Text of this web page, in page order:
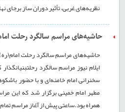
نظریه‌های غربی، تأثیر دوران ساز برجای
حاشیه‌های مراسم سالگرد رحلت
حاشیه‌های مراسم سالگرد رحلت
ایلام نیوز مراسم سالگرد
سخنرانی امام خامنه‌ای و با حضور
مطهر امام خمینی برگزار شد که این
همراه بود.ساعتی پیش از آغاز مراسم